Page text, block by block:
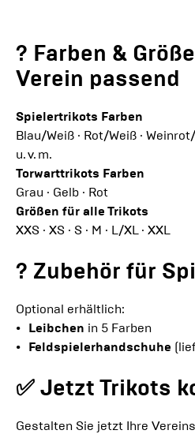
? Farben &
Verein passend
Spielertrikots Farben
Blau/Weiß · Rot/Weiß ·
u. v. m.
Torwarttrikots Farben
Grau · Gelb · Rot
Größen für alle Trikots
XXS · XS · S · M · L/XL · XXL
? Zubehör für
Optional erhältlich:
Leibchen in 5 Farben
Feldspielerhandschuhe
✅ Jetzt Trikots
Gestalten Sie jetzt Ihre